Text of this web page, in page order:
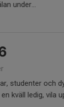
under...
studenter och
kväll ledig, vila